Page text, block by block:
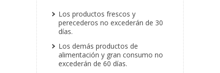
Los productos frescos y
perecederos no excederán de 30
días.
Los demás productos de
alimentación y gran consumo no
excederán de 60 días.